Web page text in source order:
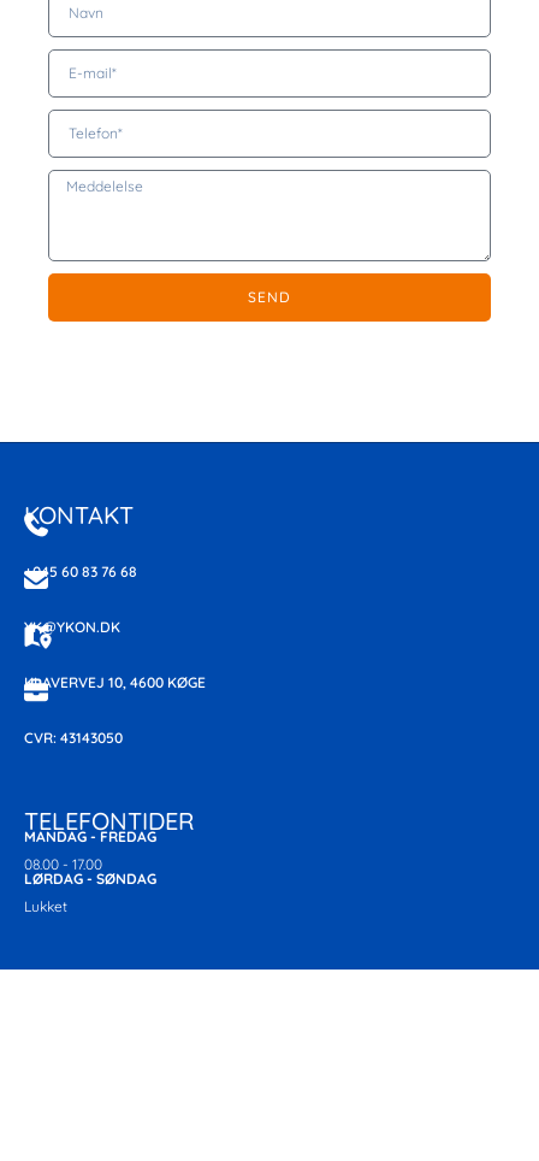
SEND
KONTAKT
+045 60 83 76 68
YK@YKON.DK
KLAVERVEJ 10, 4600 KØGE
CVR: 43143050
TELEFONTIDER
MANDAG - FREDAG
08.00 - 17.00
LØRDAG - SØNDAG
Lukket